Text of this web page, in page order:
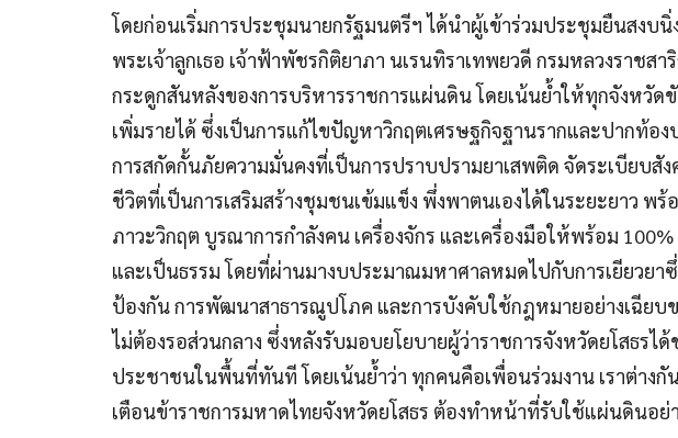
โดยก่อนเริ่มการประชุมนายกรัฐมนตรีฯ ได้นำผู้เข้าร่วมประชุมยืนสงบ
พระเจ้าลูกเธอ เจ้าฟ้าพัชรกิติยาภา นเรนทิราเทพยวดี กรมหลวงราช
กระดูกสันหลังของการบริหารราชการแผ่นดิน โดยเน้นย้ำให้ทุกจังหวัด
เพิ่มรายได้ ซึ่งเป็นการแก้ไขปัญหาวิกฤตเศรษฐกิจฐานรากและปากท้อ
การสกัดกั้นภัยความมั่นคงที่เป็นการปราบปรามยาเสพติด จัดระเบียบสั
ชีวิตที่เป็นการเสริมสร้างชุมชนเข้มแข็ง พึ่งพาตนเองได้ในระยะยาว
ภาวะวิกฤต บูรณาการกำลังคน เครื่องจักร และเครื่องมือให้พร้อม
และเป็นธรรม โดยที่ผ่านมางบประมาณมหาศาลหมดไปกับการเยียวย
ป้องกัน การพัฒนาสาธารณูปโภค และการบังคับใช้กฎหมายอย่างเฉีย
ไม่ต้องรอส่วนกลาง ซึ่งหลังรับมอบยโยบายผู้ว่าราชการจังหวัดยโสธร
ประชาชนในพื้นที่ทันที โดยเน้นย้ำว่า ทุกคนคือเพื่อนร่วมงาน เราต่า
เตือนข้าราชการมหาดไทยจังหวัดยโสธร ต้องทำหน้าที่รับใช้แผ่นดินอย่า